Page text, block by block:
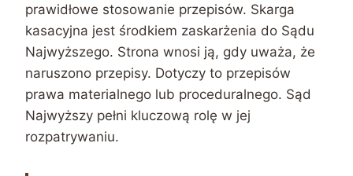
prawidłowe stosowanie przepisów. Skarga
kasacyjna jest środkiem zaskarżenia do Sądu
Najwyższego. Strona wnosi ją, gdy uważa, że
naruszono przepisy. Dotyczy to przepisów
prawa materialnego lub proceduralnego. Sąd
Najwyższy pełni kluczową rolę w jej
rozpatrywaniu.